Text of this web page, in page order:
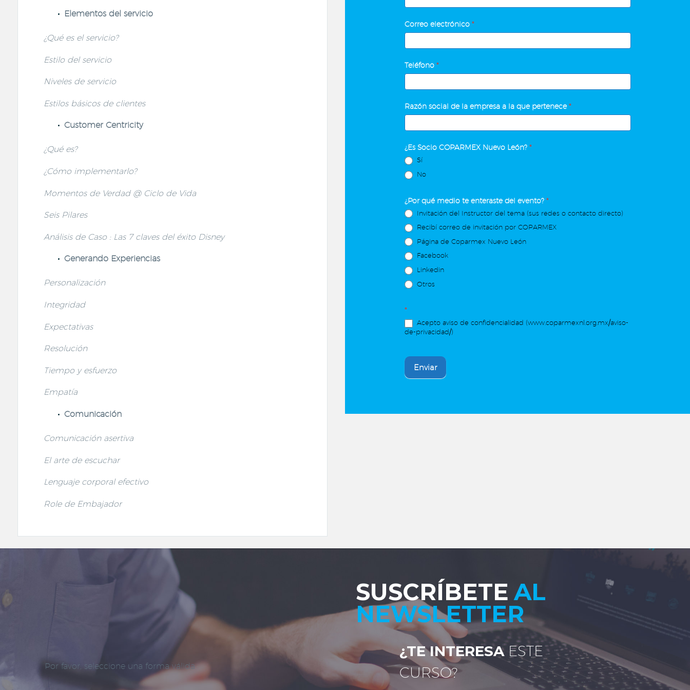
Elementos del servicio
¿Qué es el servicio?
Estilo del servicio
Niveles de servicio
Estilos básicos de clientes
Customer Centricity
¿Qué es?
¿Cómo implementarlo?
Momentos de Verdad @ Ciclo de Vida
Seis Pilares
Análisis de Caso : Las 7 claves del éxito Disney
Generando Experiencias
Personalización
Integridad
Expectativas
Resolución
Tiempo y esfuerzo
Empatía
Comunicación
Comunicación asertiva
El arte de escuchar
Lenguaje corporal efectivo
Role de Embajador
al
cliente
Correo electrónico *
Teléfono *
Razón social de la empresa a la que pertenece*
¿Es Socio COPARMEX Nuevo León? *
Sí
No
¿Por qué medio te enteraste del evento? *
Invitación del Instructor del tema (sus redes o contacto directo)
Recibí correo de invitación por COPARMEX
Página de Coparmex Nuevo León
Facebook
Linkedin
Otros
*
Acepto aviso de confidencialidad (www.coparmexnl.org.mx/aviso-
de-privacidad/)
Enviar
Por favor, seleccione una forma válida
SUSCRÍBETE AL
NEWSLETTER
¿TE INTERESAESTE
CURSO?